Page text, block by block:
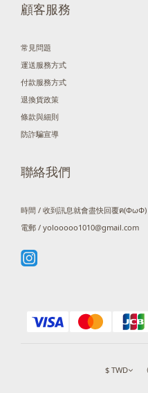
顧客服務
常見問題
運送服務方式
付款服務方式
退換貨政策
條款與細則
防詐騙宣導
聯絡我們
時間 / 收到訊息就會盡快回覆ฅ(ΦωΦ)
電郵 / yolooooo1010@gmail.com
$ TWD